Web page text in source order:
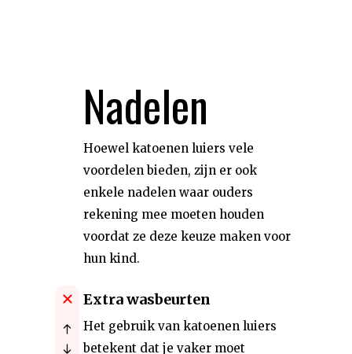
Nadelen
Hoewel katoenen luiers vele
voordelen bieden, zijn er ook
enkele nadelen waar ouders
rekening mee moeten houden
voordat ze deze keuze maken voor
hun kind.
Extra wasbeurten
Het gebruik van katoenen luiers
betekent dat je vaker moet